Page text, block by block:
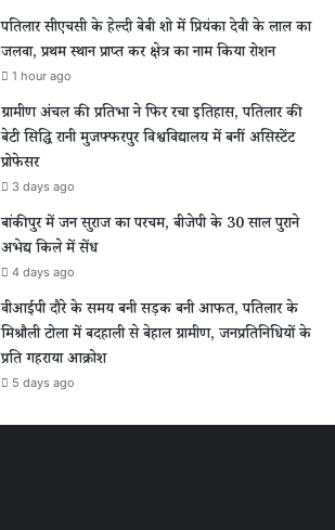
पतिलार सीएचसी के हेल्दी बेबी शो में प्रियंका देवी के लाल का
जलवा, प्रथम स्थान प्राप्त कर क्षेत्र का नाम किया रोशन
1 hour ago
ग्रामीण अंचल की प्रतिभा ने फिर रचा इतिहास, पतिलार की
बेटी सिद्धि रानी मुजफ्फरपुर विश्वविद्यालय में बनीं असिस्टेंट
प्रोफेसर
3 days ago
बांकीपुर में जन सुराज का परचम, बीजेपी के 30 साल पुराने
अभेद्य किले में सेंध
4 days ago
वीआईपी दौरे के समय बनी सड़क बनी आफत, पतिलार के
मिश्रौली टोला में बदहाली से बेहाल ग्रामीण, जनप्रतिनिधियों के
प्रति गहराया आक्रोश
5 days ago